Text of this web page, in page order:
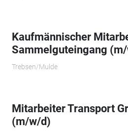
Kaufmännischer
Sammelguteingang
Trebsen/Mulde
Mitarbeiter Transport
(m/w/d)